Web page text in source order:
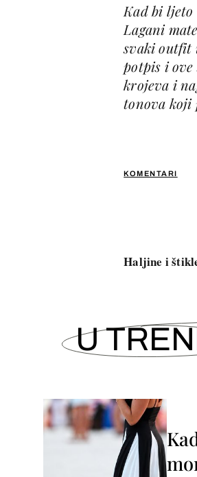
KOMENTARI
Kad bi ljeto
Lagani
svaki outfit
potpis i
krojeva i
tonova koji
Haljine i
U